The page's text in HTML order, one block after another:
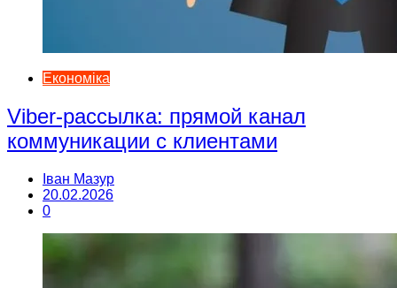
Економіка
Viber-рассылка: прямой канал
коммуникации с клиентами
Іван Мазур
20.02.2026
0